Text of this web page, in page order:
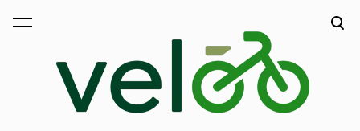
lisati ostukorvi.